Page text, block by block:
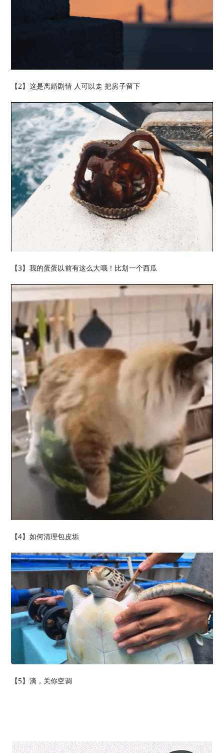
【2】这是离婚剧情 人可以走 把房子留下
【3】我的蛋蛋以前有这么大哦！比划一个西瓜
【4】如何清理包皮垢
【5】滴，关你空调